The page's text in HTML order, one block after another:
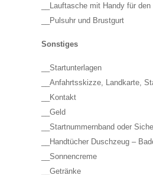
__Lauftasche mit Handy für
__Pulsuhr und Brustgurt
Sonstiges
__Startunterlagen
__Anfahrtsskizze, Landkarte,
__Kontakt
__Geld
__Startnummernband oder
__Handtücher Duschzeug –
__Sonnencreme
__Getränke